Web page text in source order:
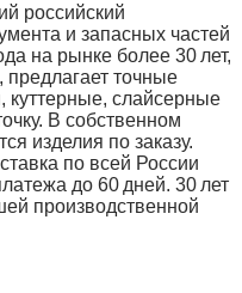
российский
и запасных частей
на рынке более 30 лет,
предлагает точные
куттерные, слайсерные
В собственном
изделия по заказу.
по всей России
до 60 дней. 30 лет
производственной